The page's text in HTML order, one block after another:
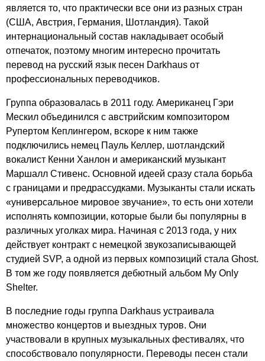
является то, что практически все они из разных стран
(США, Австрия, Германия, Шотландия). Такой
интернациональный состав накладывает особый
отпечаток, поэтому многим интересно прочитать
перевод на русский язык песен Darkhaus от
профессиональных переводчиков.
Группа образовалась в 2011 году. Американец Гэри
Мескил объединился с австрийским композитором
Рупертом Кеплингером, вскоре к ним также
подключились немец Пауль Келлер, шотландский
вокалист Кенни Ханлон и американский музыкант
Маршалл Стивенс. Основной идеей сразу стала борьба
с границами и предрассудками. Музыканты стали искать
«универсальное мировое звучание», то есть они хотели
исполнять композиции, которые были бы популярны в
различных уголках мира. Начиная с 2013 года, у них
действует контракт с немецкой звукозаписывающей
студией SVP, а одной из первых композиций стала Ghost.
В том же году появляется дебютный альбом My Only
Shelter.
В последние годы группа Darkhaus устраивала
множество концертов и выездных туров. Они
участвовали в крупных музыкальных фестивалях, что
способствовало популярности. Переводы песен стали